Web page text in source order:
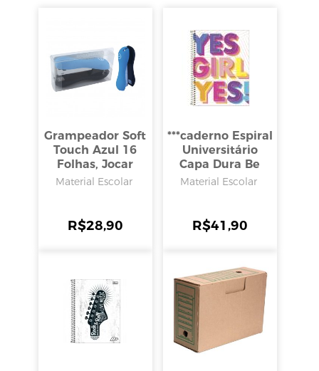
Grampeador Soft
Touch Azul 16
Folhas, Jocar
Office
Material Escolar
R$28,90
***caderno Espiral
Universitário
Capa Dura Be
Nice 10 Matérias
Material Escolar
R$41,90